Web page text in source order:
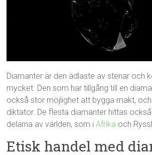
Diamanter är den ädlaste av stenar och
mycket. Den som har tillgång till en
också stor möjlighet att bygga makt,
diktator. De flesta diamanter hittas
delarna av världen, som iAfrika och
Etisk handel med